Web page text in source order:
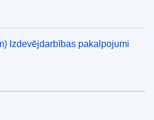
Izdevējdarbības pakalpojumi